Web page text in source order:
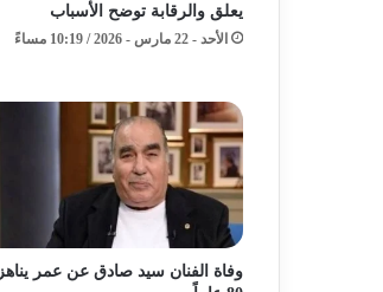
يعلق والرقابة توضح الأسباب
الأحد - 22 مارس - 2026 / 10:19 مساءً
وفاة الفنان سيد صادق عن عمر يناهز